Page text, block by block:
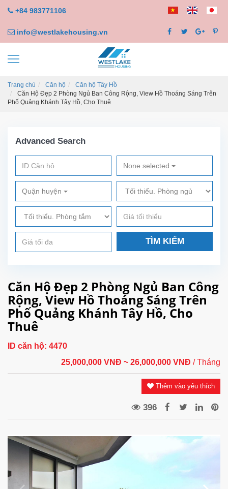
+84 983771106
info@westlakehousing.vn
Trang chủ Căn hộ
Căn hộ Tây Hồ
Căn Hộ Đẹp 2 Phòng Ngủ Ban Công Rộng, View Hồ Thoáng Sáng Trên
Phố Quảng Khánh Tây Hồ, Cho Thuê
Advanced Search
None selected
Quận huyện
TÌM KIẾM
Căn Hộ Đẹp 2 Phòng Ngủ Ban Công
Rộng, View Hồ Thoáng Sáng Trên
Phố Quảng Khánh Tây Hồ, Cho
Thuê
ID căn hộ: 4470
25,000,000 VNĐ ~ 26,000,000 VNĐ / Tháng
Thêm vào yêu thích
396